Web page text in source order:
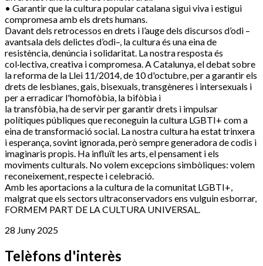
• Garantir que la cultura popular catalana sigui viva i estigui
compromesa amb els drets humans.
Davant dels retrocessos en drets i l’auge dels discursos d’odi –
avantsala dels delictes d’odi–, la cultura és una eina de
resistència, denúncia i solidaritat. La nostra resposta és
col·lectiva, creativa i compromesa. A Catalunya, el debat sobre
la reforma de la Llei 11/2014, de 10 d'octubre, per a garantir els
drets de lesbianes, gais, bisexuals, transgèneres i intersexuals i
per a erradicar l'homofòbia, la bifòbia i
la transfòbia, ha de servir per garantir drets i impulsar
polítiques públiques que reconeguin la cultura LGBTI+ com a
eina de transformació social. La nostra cultura ha estat trinxera
i esperança, sovint ignorada, però sempre generadora de codis i
imaginaris propis. Ha influït les arts, el pensament i els
moviments culturals. No volem excepcions simbòliques: volem
reconeixement, respecte i celebració.
Amb les aportacions a la cultura de la comunitat LGBTI+,
malgrat que els sectors ultraconservadors ens vulguin esborrar,
FORMEM PART DE LA CULTURA UNIVERSAL.
28 Juny 2025
Telèfons d'interès